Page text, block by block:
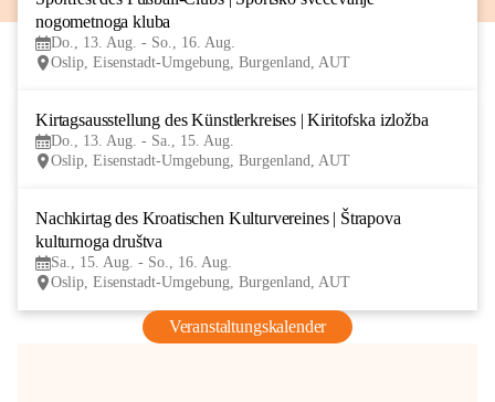
nogometnoga kluba
Do., 13. Aug. - So., 16. Aug.
Oslip, Eisenstadt-Umgebung, Burgenland, AUT
Kirtagsausstellung des Künstlerkreises | Kiritofska izložba
Do., 13. Aug. - Sa., 15. Aug.
Oslip, Eisenstadt-Umgebung, Burgenland, AUT
Nachkirtag des Kroatischen Kulturvereines | Štrapova
kulturnoga društva
Sa., 15. Aug. - So., 16. Aug.
Oslip, Eisenstadt-Umgebung, Burgenland, AUT
Veranstaltungskalender